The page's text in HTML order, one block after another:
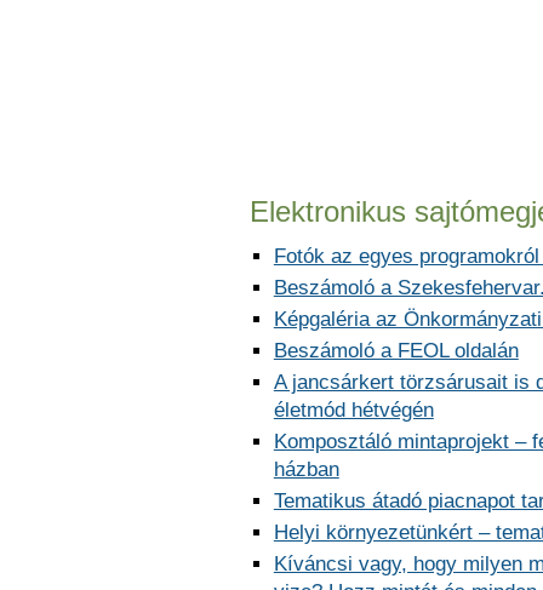
Elektronikus
Fotók az egyes
Beszámoló a
Képgaléria az
Beszámoló a FEOL oldalán
A jancsárkert törzsárusait is
életmód hétvégén
Komposztáló mintaprojekt –
házban
Tematikus átadó piacnapot
Helyi környezetünkért –
Kíváncsi vagy, hogy milyen